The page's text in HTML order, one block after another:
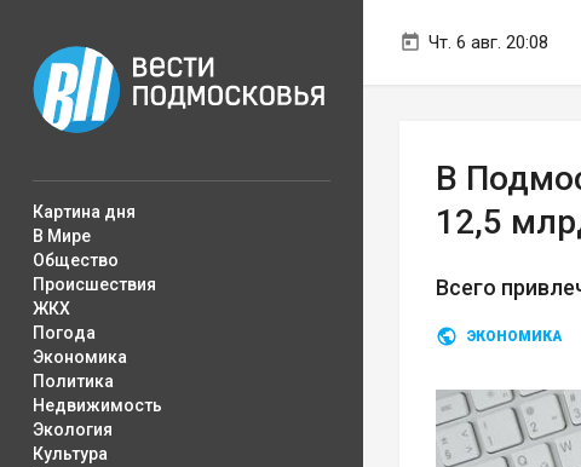
Чт. 6 авг. 20:08
Картина дня
В Мире
Общество
Происшествия
ЖКХ
Погода
Экономика
Политика
Недвижимость
Экология
Культура
В
12,5
Всего
ЭКОНОМИКА